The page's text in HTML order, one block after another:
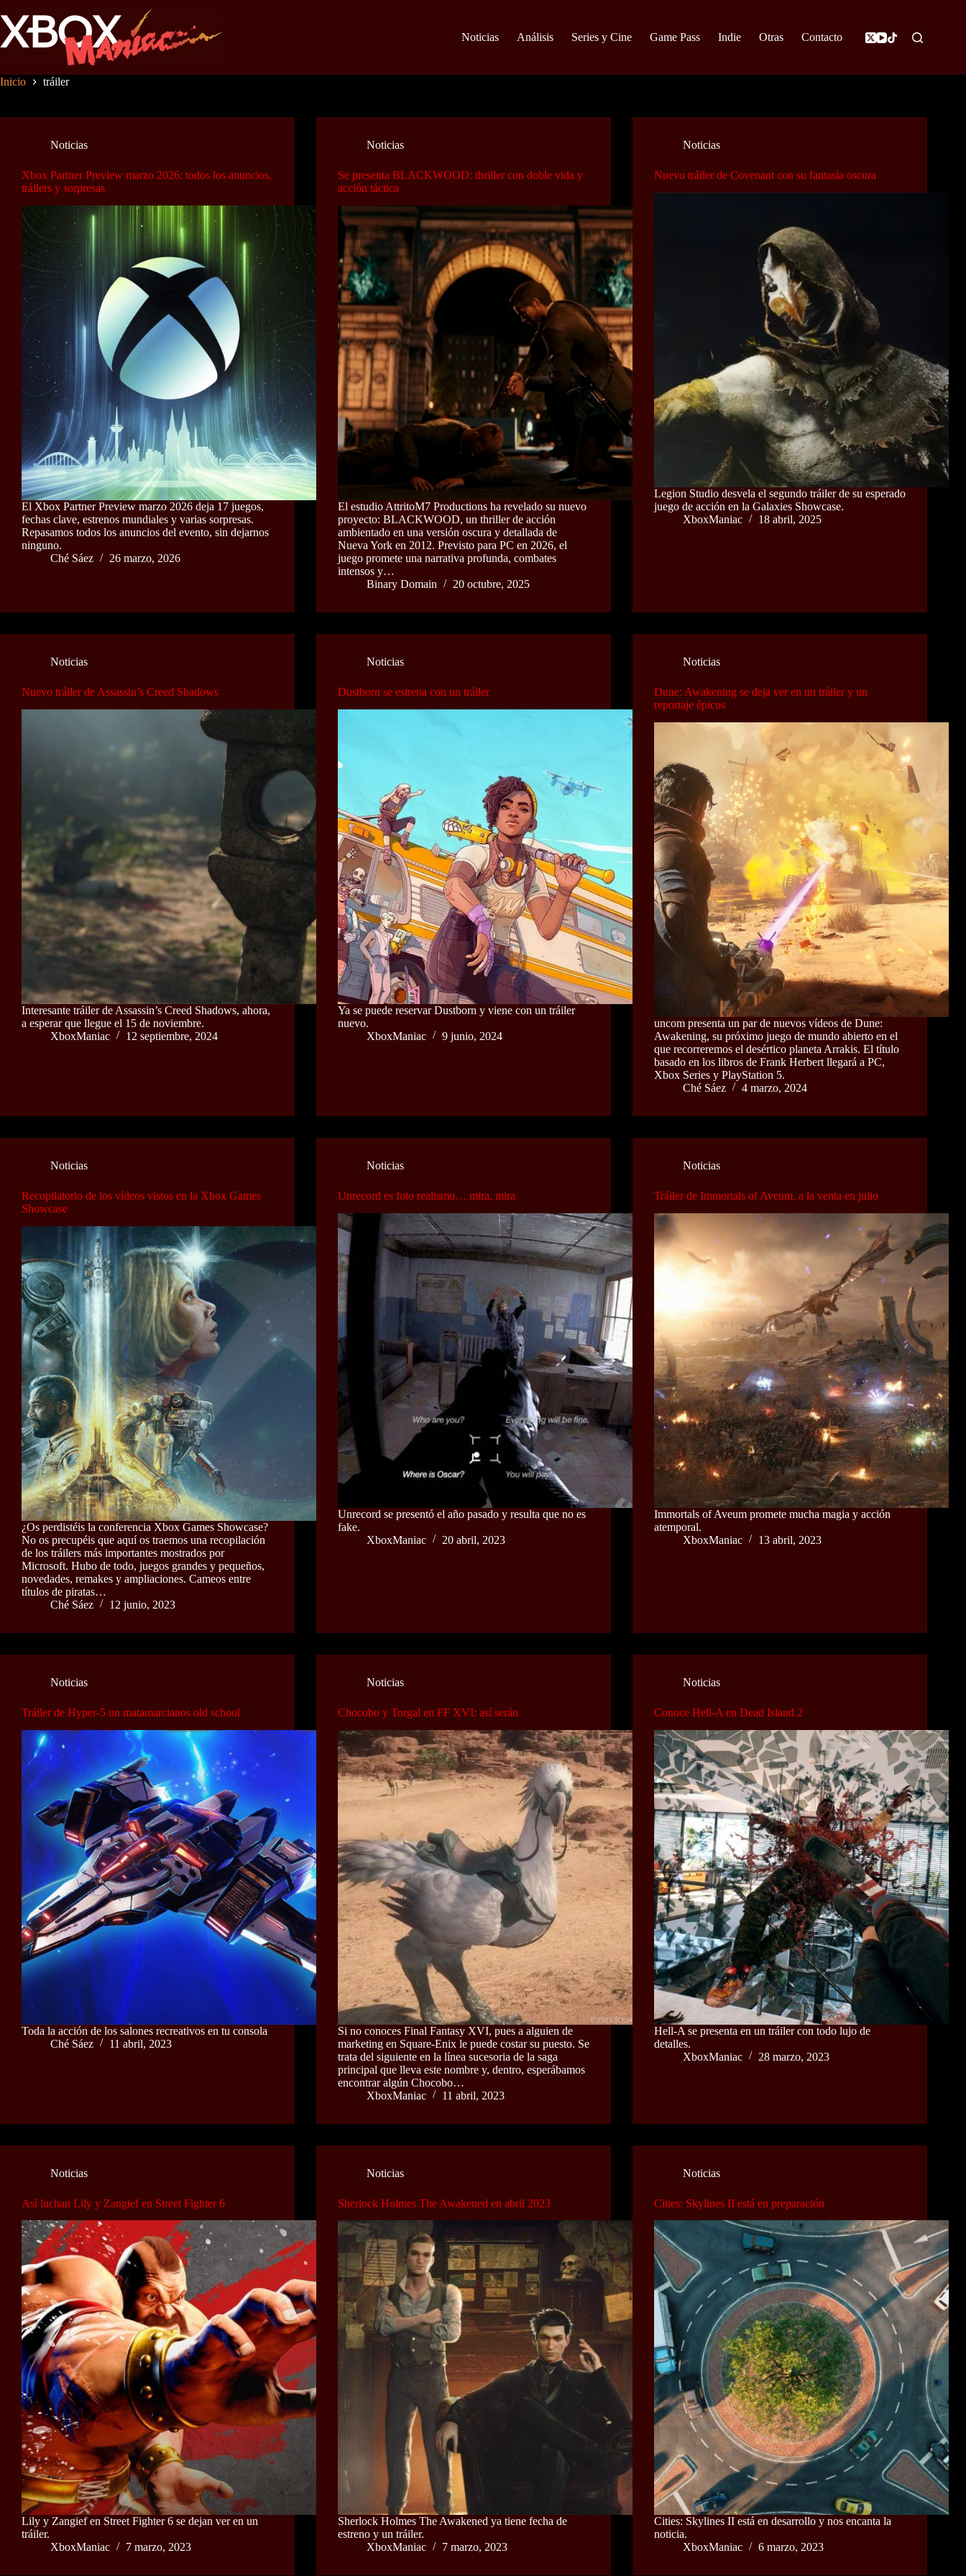
al
contenido
Noticias Análisis Series y Cine Game Pass Indie Otras Contacto
Inicio tráiler
Noticias
Xbox Partner Preview marzo 2026: todos los anuncios,
tráilers y sorpresas
El Xbox Partner Preview marzo 2026 deja 17 juegos,
fechas clave, estrenos mundiales y varias sorpresas.
Repasamos todos los anuncios del evento, sin dejarnos
ninguno.
Ché Sáez
26 marzo, 2026
Noticias
Se presenta BLACKWOOD: thriller con doble vida y
acción táctica
El estudio AttritoM7 Productions ha revelado su nuevo
proyecto: BLACKWOOD, un thriller de acción
ambientado en una versión oscura y detallada de
Nueva York en 2012. Previsto para PC en 2026, el
juego promete una narrativa profunda, combates
intensos y…
Binary Domain
20 octubre, 2025
Noticias
Nuevo tráiler de Covenant con su fantasía oscura
Legion Studio desvela el segundo tráiler de su esperado
juego de acción en la Galaxies Showcase.
XboxManiac
18 abril, 2025
Noticias
Nuevo tráiler de Assassin’s Creed Shadows
Interesante tráiler de Assassin’s Creed Shadows, ahora,
a esperar que llegue el 15 de noviembre.
XboxManiac
12 septiembre, 2024
Noticias
Dustborn se estrena con un tráiler
Ya se puede reservar Dustborn y viene con un tráiler
nuevo.
XboxManiac
9 junio, 2024
Noticias
Dune: Awakening se deja ver en un tráiler y un
reportaje épicos
uncom presenta un par de nuevos vídeos de Dune:
Awakening, su próximo juego de mundo abierto en el
que recorreremos el desértico planeta Arrakis. El título
basado en los libros de Frank Herbert llegará a PC,
Xbox Series y PlayStation 5.
Ché Sáez
4 marzo, 2024
Noticias
Recopilatorio de los vídeos vistos en la Xbox Games
Showcase
¿Os perdistéis la conferencia Xbox Games Showcase?
No os precupéis que aquí os traemos una recopilación
de los tráilers más importantes mostrados por
Microsoft. Hubo de todo, juegos grandes y pequeños,
novedades, remakes y ampliaciones. Cameos entre
títulos de piratas…
Ché Sáez
12 junio, 2023
Noticias
Unrecord es foto realismo… mira, mira
Unrecord se presentó el año pasado y resulta que no es
fake.
XboxManiac
20 abril, 2023
Noticias
Tráiler de Immortals of Aveum, a la venta en julio
Immortals of Aveum promete mucha magia y acción
atemporal.
XboxManiac
13 abril, 2023
Noticias
Tráiler de Hyper-5 un matamarcianos old school
Toda la acción de los salones recreativos en tu consola
Ché Sáez
11 abril, 2023
Noticias
Chocobo y Torgal en FF XVI: así serán
Si no conoces Final Fantasy XVI, pues a alguien de
marketing en Square-Enix le puede costar su puesto. Se
trata del siguiente en la línea sucesoria de la saga
principal que lleva este nombre y, dentro, esperábamos
encontrar algún Chocobo…
XboxManiac
11 abril, 2023
Noticias
Conoce Hell-A en Dead Island 2
Hell-A se presenta en un tráiler con todo lujo de
detalles.
XboxManiac
28 marzo, 2023
Noticias
Así luchan Lily y Zangief en Street Fighter 6
Lily y Zangief en Street Fighter 6 se dejan ver en un
tráiler.
XboxManiac
7 marzo, 2023
Noticias
Sherlock Holmes The Awakened en abril 2023
Sherlock Holmes The Awakened ya tiene fecha de
estreno y un tráiler.
XboxManiac
7 marzo, 2023
Noticias
Cities: Skylines II está en preparación
Cities: Skylines II está en desarrollo y nos encanta la
noticia.
XboxManiac
6 marzo, 2023